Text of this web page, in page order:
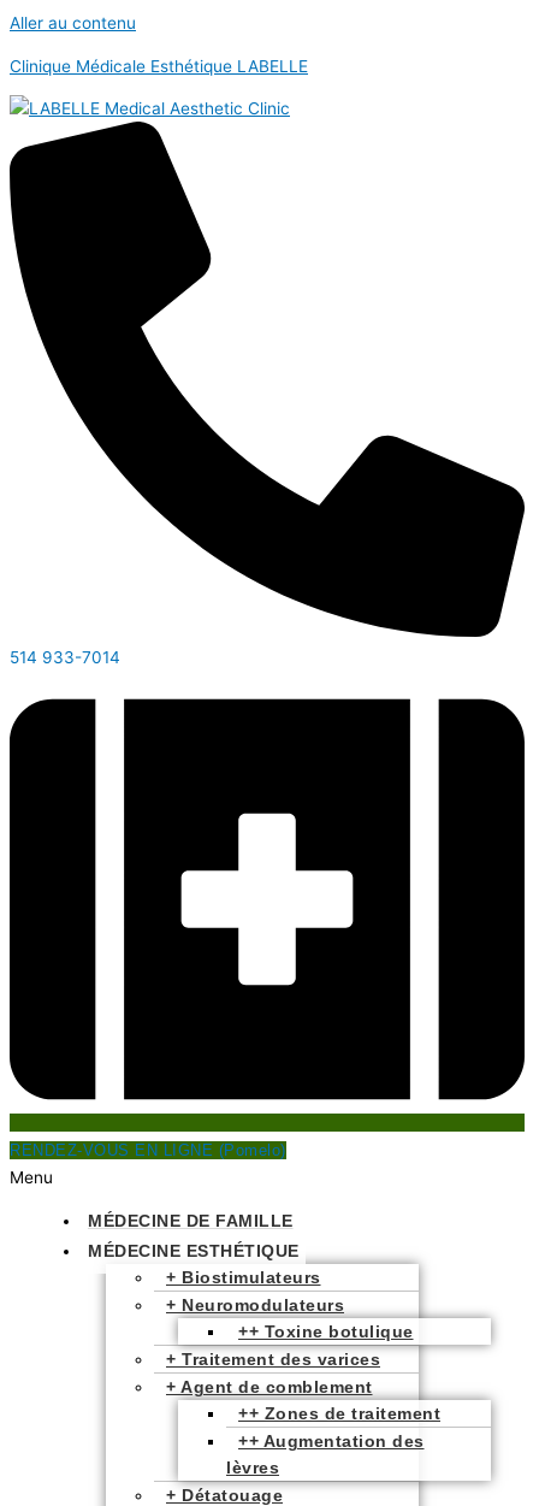
Aller au contenu
Clinique Médicale Esthétique LABELLE
514 933-7014
RENDEZ-VOUS EN LIGNE (Pomelo)
Menu
MÉDECINE DE FAMILLE
MÉDECINE ESTHÉTIQUE
+ Biostimulateurs
+ Neuromodulateurs
++ Toxine botulique
+ Traitement des varices
+ Agent de comblement
++ Zones de traitement
++ Augmentation des
lèvres
+ Détatouage